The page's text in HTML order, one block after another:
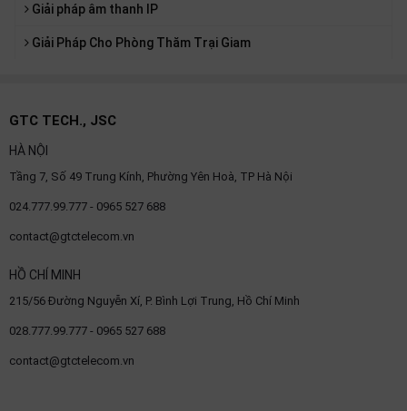
Giải pháp âm thanh IP
Giải Pháp Cho Phòng Thăm Trại Giam
GTC TECH., JSC
HÀ NỘI
Tầng 7, Số 49 Trung Kính, Phường Yên Hoà, TP Hà Nội
024.777.99.777 - 0965 527 688
contact@gtctelecom.vn
HỒ CHÍ MINH
215/56 Đường Nguyễn Xí, P. Bình Lợi Trung, Hồ Chí Minh
028.777.99.777 - 0965 527 688
contact@gtctelecom.vn